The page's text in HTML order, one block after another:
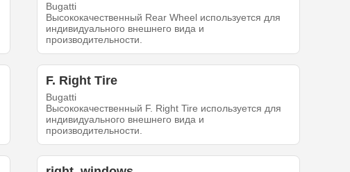
Bugatti
Высококачественный Rear Wheel используется для
индивидуального внешнего вида и
производительности.
F. Right Tire
Bugatti
Высококачественный F. Right Tire используется для
индивидуального внешнего вида и
производительности.